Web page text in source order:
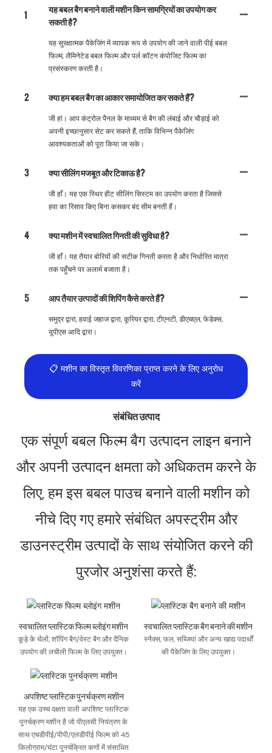
1
यह बबल बैग बनाने वाली मशीन किन सामग्रियों का उपयोग कर
सकती है?
यह सुरक्षात्मक पैकेजिंग में व्यापक रूप से उपयोग की जाने वाली पीई बबल
फिल्म, लैमिनेटेड बबल फिल्म और पर्ल कॉटन कंपोजिट फिल्म का
प्रसंस्करण करती है।
2 क्या हम बबल बैग का आकार समायोजित कर सकते हैं?
जी हां। आप कंट्रोल पैनल के माध्यम से बैग की लंबाई और चौड़ाई को
अपनी इच्छानुसार सेट कर सकते हैं, ताकि विभिन्न पैकेजिंग
आवश्यकताओं को पूरा किया जा सके।
3 क्या सीलिंग मजबूत और टिकाऊ है?
जी हाँ। यह एक स्थिर हीट सीलिंग सिस्टम का उपयोग करता है जिससे
हवा का रिसाव किए बिना कसकर बंद सीम बनती हैं।
4 क्या मशीन में स्वचालित गिनती की सुविधा है?
जी हाँ। यह तैयार बोरियों की सटीक गिनती करता है और निर्धारित मात्रा
तक पहुँचने पर अलार्म बजाता है।
5 आप तैयार उत्पादों की शिपिंग कैसे करते हैं?
समुद्र द्वारा, हवाई जहाज द्वारा, कूरियर द्वारा, टीएनटी, डीएचएल, फेडेक्स,
यूपीएस आदि द्वारा।
📋 मशीन का विस्तृत विवरणिका प्राप्त करने के लिए अनुरोध
करें
संबंधित उत्पाद
एक संपूर्ण बबल फिल्म बैग उत्पादन लाइन बनाने
और अपनी उत्पादन क्षमता को अधिकतम करने के
लिए, हम इस बबल पाउच बनाने वाली मशीन को
नीचे दिए गए हमारे संबंधित अपस्ट्रीम और
डाउनस्ट्रीम उत्पादों के साथ संयोजित करने की
पुरजोर अनुशंसा करते हैं:
स्वचालित प्लास्टिक फिल्म ब्लोइंग मशीन
कूड़े के थैलों, शॉपिंग बैग/वेस्ट बैग और दैनिक
उपयोग की लचीली फिल्म के लिए उपयुक्त।
स्वचालित प्लास्टिक बैग बनाने की मशीन
स्नैक्स, फल, सब्जियां और अन्य खाद्य पदार्थों
की पैकेजिंग के लिए उपयुक्त।
अपशिष्ट प्लास्टिक पुनर्चक्रण मशीन
यह एक उच्च दक्षता वाली अपशिष्ट प्लास्टिक
पुनर्चक्रण मशीन है जो पीएलसी नियंत्रण के
साथ एचडीपीई/पीपी/एलडीपीई फिल्म को 45
किलोग्राम/घंटा पुनर्चक्रित कणों में संसाधित